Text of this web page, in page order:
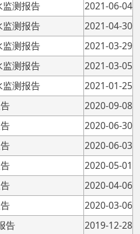
2020-04-06
2020-03-06
2019-12-28
2019-11-20
2019-09-16
2019-09-06
2019-07-31
2019-06-28
2019-05-30
2019-04-30
2019-03-26
2019-02-28
2019-01-20